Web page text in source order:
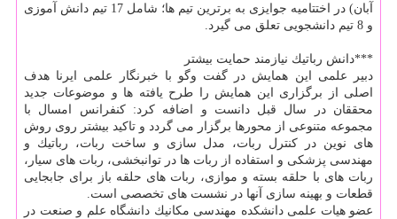
آبان) در اختتامیه جوایزی به برترین تیم ها؛ شامل 17 تیم دانش آموزی
و 8 تیم دانشجویی تعلق می گیرد.
***دانش رباتیك نیازمند حمایت بیشتر
دبیر علمی این همایش در گفت وگو با خبرنگار علمی ایرنا هدف
اصلی از برگزاری این همایش را طرح یافته ها و موضوعات جدید
محققان در سال قبل دانست و اضافه كرد: كنفرانس امسال با
مجموعه متنوعی از محورها برگزار می گردد و تاكید بیشتر روی روش
های نوین در كنترل ربات، مدل سازی و ساخت ربات، رباتیك و
مهندسی پزشكی و استفاده از ربات ها در توانبخشی، ربات های سیار،
ربات های با حلقه بسته و موازی، ربات های حلقه باز برای جابجایی
قطعات و بهینه سازی آنها در نشست های تخصصی است.
عضو هیات علمی دانشكده مهندسی مكانیك دانشگاه علم و صنعت در